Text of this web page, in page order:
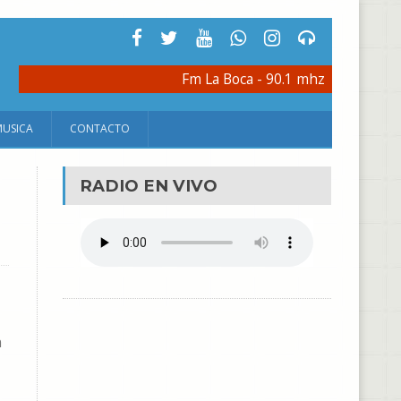
Fm La Boca - 90.1 mhz
CONTACTO
RADIO EN VIVO